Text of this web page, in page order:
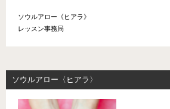
ソウルアロー《ヒアラ》
レッスン事務局
ソウルアロー〈ヒアラ〉